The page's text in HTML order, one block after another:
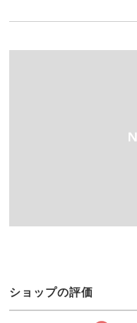
ショップの評価